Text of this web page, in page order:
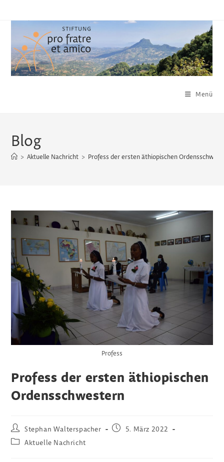
Menü
Blog
> Aktuelle Nachricht > Profess der ersten äthiopischen
Profess
Profess der ersten äthiopischen
Ordensschwestern
Beitrags-
Autor:
Stephan Walterspacher
Beitrag5. März 2022
Beitrags-
Aktuelle Nachricht